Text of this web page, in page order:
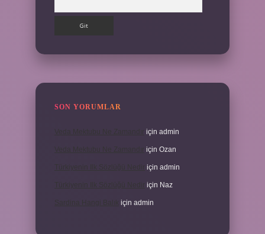
SON YORUMLAR
için admin
için Ozan
için admin
için Naz
için admin